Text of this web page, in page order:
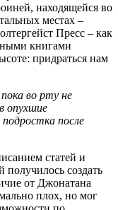
находящейся во
местах –
Пресс – как
книгами
придраться нам
во рту не
опухшие
подростка после
статей и
создать
от Джонатана
плох, но мог